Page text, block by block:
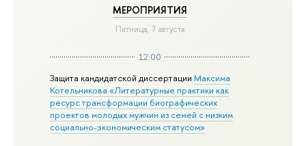
МЕРОПРИЯТИЯ
Пятница, 7 августа
12:00
Защита кандидатской диссертацииМаксима
Котельникова «Литературные практики как
ресурс трансформации биографических
проектов молодых мужчин из семей с низким
социально-экономическим статусом»